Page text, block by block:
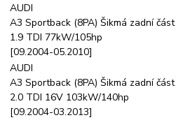
AUDI
A3 Sportback (8PA) Šikmá zadní část
1.9 TDI 77kW/105hp
[09.2004-05.2010]
AUDI
A3 Sportback (8PA) Šikmá zadní část
2.0 TDI 16V 103kW/140hp
[09.2004-03.2013]